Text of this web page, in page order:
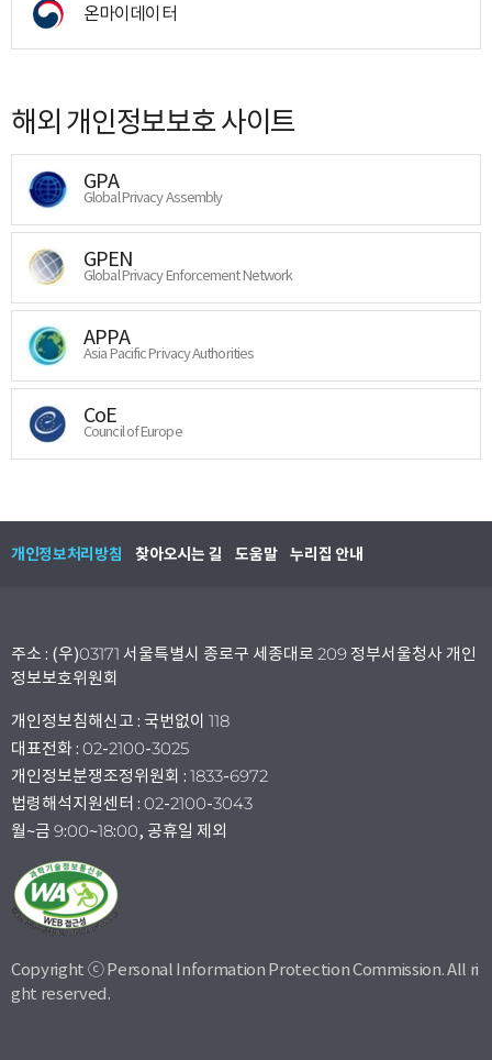
온마이데이터
해외 개인정보보호 사이트
GPA
Global Privacy Assembly
GPEN
Global Privacy Enforcement Network
APPA
Asia Pacific Privacy Authorities
CoE
Council of Europe
개인정보처리방침 찾아오시는 길 도움말 누리집 안내
주소 : (우)03171 서울특별시 종로구 세종대로 209 정부서울청사 개인
정보보호위원회
개인정보침해신고 : 국번없이 118
대표전화 : 02-2100-3025
개인정보분쟁조정위원회 : 1833-6972
법령해석지원센터 : 02-2100-3043
월~금 9:00~18:00, 공휴일 제외
Copyright ⓒ Personal Information Protection Commission. All ri
ght reserved.